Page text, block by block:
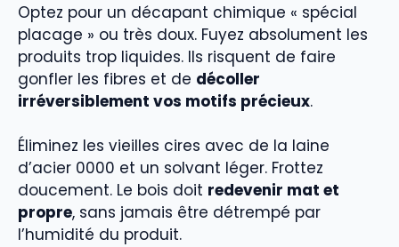
Optez pour un décapant chimique « spécial
placage » ou très doux. Fuyez absolument les
produits trop liquides. Ils risquent de faire
gonfler les fibres et de décoller
irréversiblement vos motifs précieux.
Éliminez les vieilles cires avec de la laine
d’acier 0000 et un solvant léger. Frottez
doucement. Le bois doit redevenir mat et
propre, sans jamais être détrempé par
l’humidité du produit.